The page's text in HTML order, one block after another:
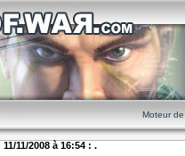
Moteur
11/2008 à 16:54 : .